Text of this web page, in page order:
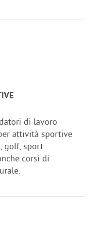
di lavoro
attività sportive
golf, sport
corsi di